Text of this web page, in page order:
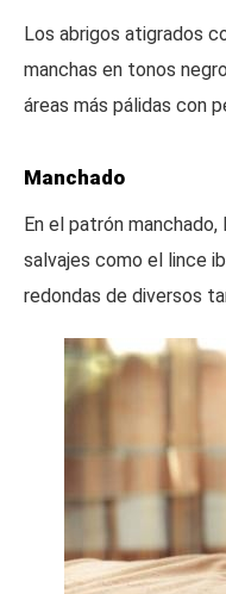
Los abrigos atigrados
manchas en tonos
áreas más pálidas con
Manchado
En el patrón
salvajes como el lince
redondas de diversos